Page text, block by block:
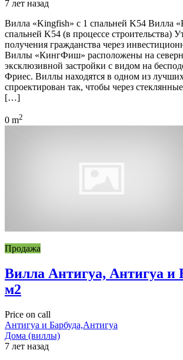
7 лет назад
Вилла «Kingfish» с 1 спальней K54 Вилла
спальней K54 (в процессе строительства)
получения гражданства через
Виллы «КингФиш» расположены на
эксклюзивной застройки с видом на
Фриес. Виллы находятся в одном из
спроектирован так, чтобы через
[…]
0 m2
Продажа
Вилла Антигуа, Антигуа и
м2
Price on call
Антигуа и Барбуда,Антигуа
Дома (виллы)
7 лет назад